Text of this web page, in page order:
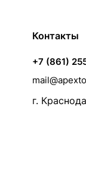
Контакты
+7 (861)
г.